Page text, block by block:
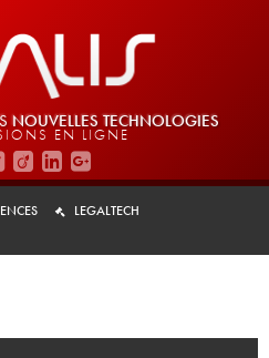
NOUVELLES TECHNOLOGIES
EN LIGNE
LEGALTECH